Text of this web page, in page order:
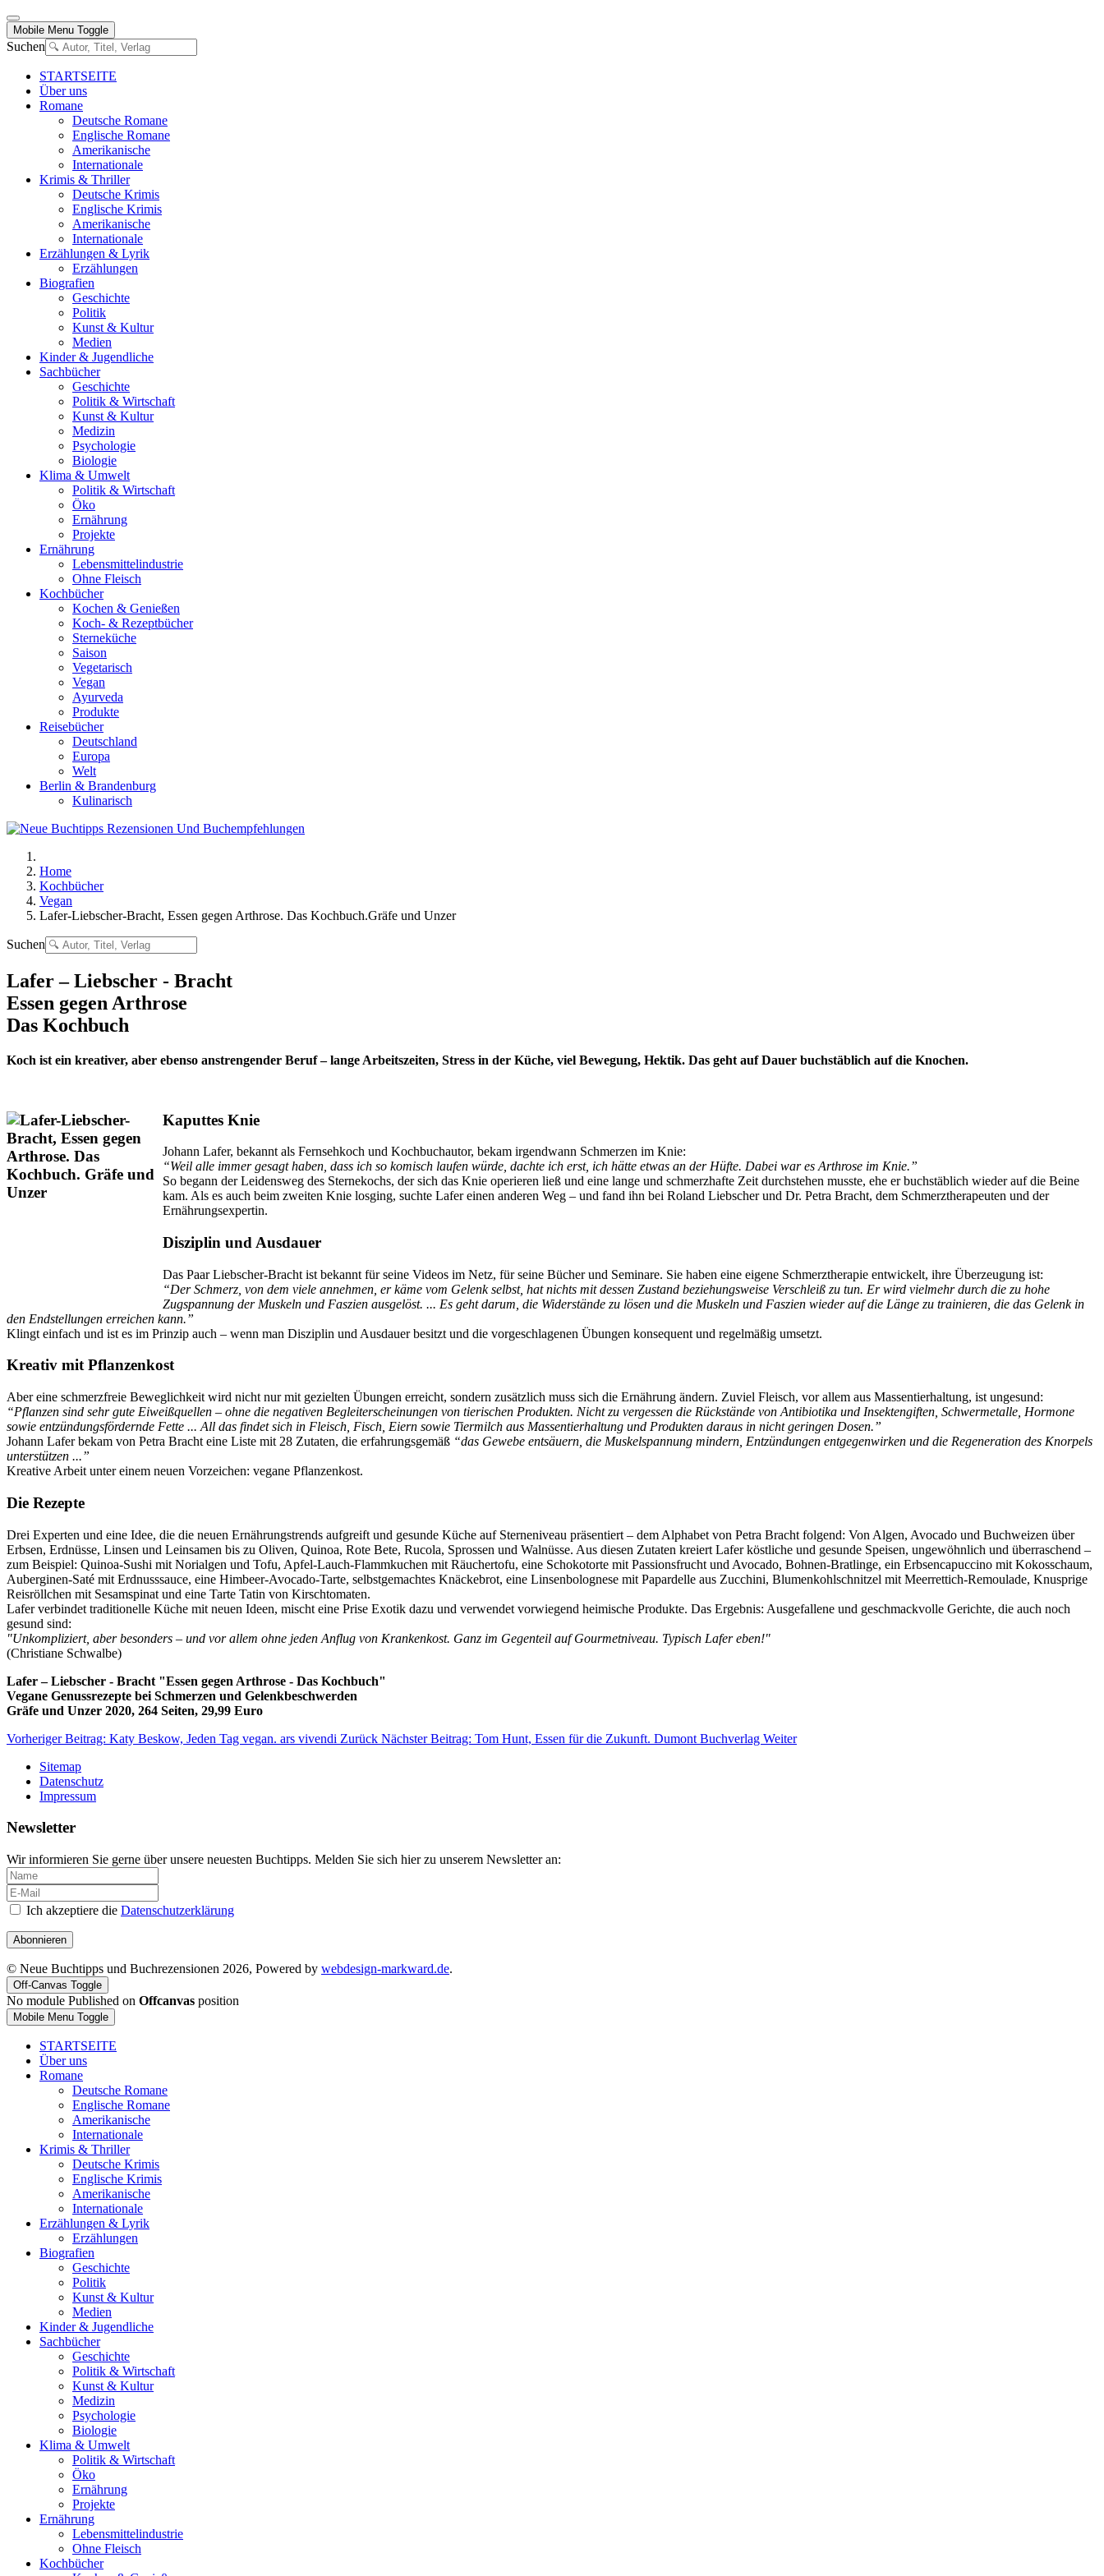
Mobile Menu Toggle
Suchen
STARTSEITE
Über uns
Romane
Deutsche Romane
Englische Romane
Amerikanische
Internationale
Krimis & Thriller
Deutsche Krimis
Englische Krimis
Amerikanische
Internationale
Erzählungen & Lyrik
Erzählungen
Biografien
Geschichte
Politik
Kunst & Kultur
Medien
Kinder & Jugendliche
Sachbücher
Geschichte
Politik & Wirtschaft
Kunst & Kultur
Medizin
Psychologie
Biologie
Klima & Umwelt
Politik & Wirtschaft
Öko
Ernährung
Projekte
Ernährung
Lebensmittelindustrie
Ohne Fleisch
Kochbücher
Kochen & Genießen
Koch- & Rezeptbücher
Sterneküche
Saison
Vegetarisch
Vegan
Ayurveda
Produkte
Reisebücher
Deutschland
Europa
Welt
Berlin & Brandenburg
Kulinarisch
Home
Kochbücher
Vegan
Lafer-Liebscher-Bracht, Essen gegen Arthrose. Das Kochbuch.Gräfe und Unzer
Suchen
Lafer – Liebscher - Bracht
Essen gegen Arthrose
Das Kochbuch
Koch ist ein kreativer, aber ebenso anstrengender Beruf – lange Arbeitszeiten, Stress in der Küche, viel Bewegung, Hektik. Das geht auf Dauer buchstäblich auf die Knochen.
Kaputtes Knie
Johann Lafer, bekannt als Fernsehkoch und Kochbuchautor, bekam irgendwann Schmerzen im Knie:
“Weil alle immer gesagt haben, dass ich so komisch laufen würde, dachte ich erst, ich hätte etwas an der Hüfte. Dabei war es Arthrose im Knie.”
So begann der Leidensweg des Sternekochs, der sich das Knie operieren ließ und eine lange und schmerzhafte Zeit durchstehen musste, ehe er buchstäblich wieder auf die Beine
kam. Als es auch beim zweiten Knie losging, suchte Lafer einen anderen Weg – und fand ihn bei Roland Liebscher und Dr. Petra Bracht, dem Schmerztherapeuten und der
Ernährungsexpertin.
Disziplin und Ausdauer
Das Paar Liebscher-Bracht ist bekannt für seine Videos im Netz, für seine Bücher und Seminare. Sie haben eine eigene Schmerztherapie entwickelt, ihre Überzeugung ist:
“Der Schmerz, von dem viele annehmen, er käme vom Gelenk selbst, hat nichts mit dessen Zustand beziehungsweise Verschleiß zu tun. Er wird vielmehr durch die zu hohe
Zugspannung der Muskeln und Faszien ausgelöst. ... Es geht darum, die Widerstände zu lösen und die Muskeln und Faszien wieder auf die Länge zu trainieren, die das Gelenk in
den Endstellungen erreichen kann.”
Klingt einfach und ist es im Prinzip auch – wenn man Disziplin und Ausdauer besitzt und die vorgeschlagenen Übungen konsequent und regelmäßig umsetzt.
Kreativ mit Pflanzenkost
Aber eine schmerzfreie Beweglichkeit wird nicht nur mit gezielten Übungen erreicht, sondern zusätzlich muss sich die Ernährung ändern. Zuviel Fleisch, vor allem aus Massentierhaltung, ist ungesund:
“Pflanzen sind sehr gute Eiweißquellen – ohne die negativen Begleiterscheinungen von tierischen Produkten. Nicht zu vergessen die Rückstände von Antibiotika und Insektengiften, Schwermetalle, Hormone
sowie entzündungsfördernde Fette ... All das findet sich in Fleisch, Fisch, Eiern sowie Tiermilch aus Massentierhaltung und Produkten daraus in nicht geringen Dosen.”
Johann Lafer bekam von Petra Bracht eine Liste mit 28 Zutaten, die erfahrungsgemäß “das Gewebe entsäuern, die Muskelspannung mindern, Entzündungen entgegenwirken und die Regeneration des Knorpels
unterstützen ...”
Kreative Arbeit unter einem neuen Vorzeichen: vegane Pflanzenkost.
Die Rezepte
Drei Experten und eine Idee, die die neuen Ernährungstrends aufgreift und gesunde Küche auf Sterneniveau präsentiert – dem Alphabet von Petra Bracht folgend: Von Algen, Avocado und Buchweizen über
Erbsen, Erdnüsse, Linsen und Leinsamen bis zu Oliven, Quinoa, Rote Bete, Rucola, Sprossen und Walnüsse. Aus diesen Zutaten kreiert Lafer köstliche und gesunde Speisen, ungewöhnlich und überraschend –
zum Beispiel: Quinoa-Sushi mit Norialgen und Tofu, Apfel-Lauch-Flammkuchen mit Räuchertofu, eine Schokotorte mit Passionsfrucht und Avocado, Bohnen-Bratlinge, ein Erbsencapuccino mit Kokosschaum,
Auberginen-Saté mit Erdnusssauce, eine Himbeer-Avocado-Tarte, selbstgemachtes Knäckebrot, eine Linsenbolognese mit Papardelle aus Zucchini, Blumenkohlschnitzel mit Meerrettich-Remoulade, Knusprige
Reisröllchen mit Sesamspinat und eine Tarte Tatin von Kirschtomaten.
Lafer verbindet traditionelle Küche mit neuen Ideen, mischt eine Prise Exotik dazu und verwendet vorwiegend heimische Produkte. Das Ergebnis: Ausgefallene und geschmackvolle Gerichte, die auch noch
gesund sind:
"Unkompliziert, aber besonders – und vor allem ohne jeden Anflug von Krankenkost. Ganz im Gegenteil auf Gourmetniveau. Typisch Lafer eben!"
(Christiane Schwalbe)
Lafer – Liebscher - Bracht "Essen gegen Arthrose - Das Kochbuch"
Vegane Genussrezepte bei Schmerzen und Gelenkbeschwerden
Gräfe und Unzer 2020, 264 Seiten, 29,99 Euro
Vorheriger Beitrag: Katy Beskow, Jeden Tag vegan. ars vivendi Zurück Nächster Beitrag: Tom Hunt, Essen für die Zukunft. Dumont Buchverlag Weiter
Sitemap
Datenschutz
Impressum
Newsletter
Wir informieren Sie gerne über unsere neuesten Buchtipps. Melden Sie sich hier zu unserem Newsletter an:
Ich akzeptiere die Datenschutzerklärung
Abonnieren
© Neue Buchtipps und Buchrezensionen 2026, Powered by webdesign-markward.de.
Off-Canvas Toggle
No module Published on Offcanvas position
Mobile Menu Toggle
STARTSEITE
Über uns
Romane
Deutsche Romane
Englische Romane
Amerikanische
Internationale
Krimis & Thriller
Deutsche Krimis
Englische Krimis
Amerikanische
Internationale
Erzählungen & Lyrik
Erzählungen
Biografien
Geschichte
Politik
Kunst & Kultur
Medien
Kinder & Jugendliche
Sachbücher
Geschichte
Politik & Wirtschaft
Kunst & Kultur
Medizin
Psychologie
Biologie
Klima & Umwelt
Politik & Wirtschaft
Öko
Ernährung
Projekte
Ernährung
Lebensmittelindustrie
Ohne Fleisch
Kochbücher